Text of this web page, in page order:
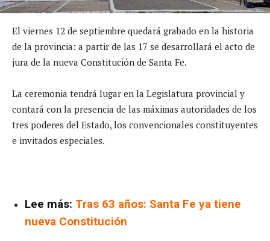
El viernes 12 de septiembre quedará grabado en la historia
de la provincia: a partir de las 17 se desarrollará el acto de
jura de la nueva Constitución de Santa Fe.
La ceremonia tendrá lugar en la Legislatura provincial y
contará con la presencia de las máximas autoridades de los
tres poderes del Estado, los convencionales constituyentes
e invitados especiales.
Lee más: Tras 63 años: Santa Fe ya tiene
nueva Constitución